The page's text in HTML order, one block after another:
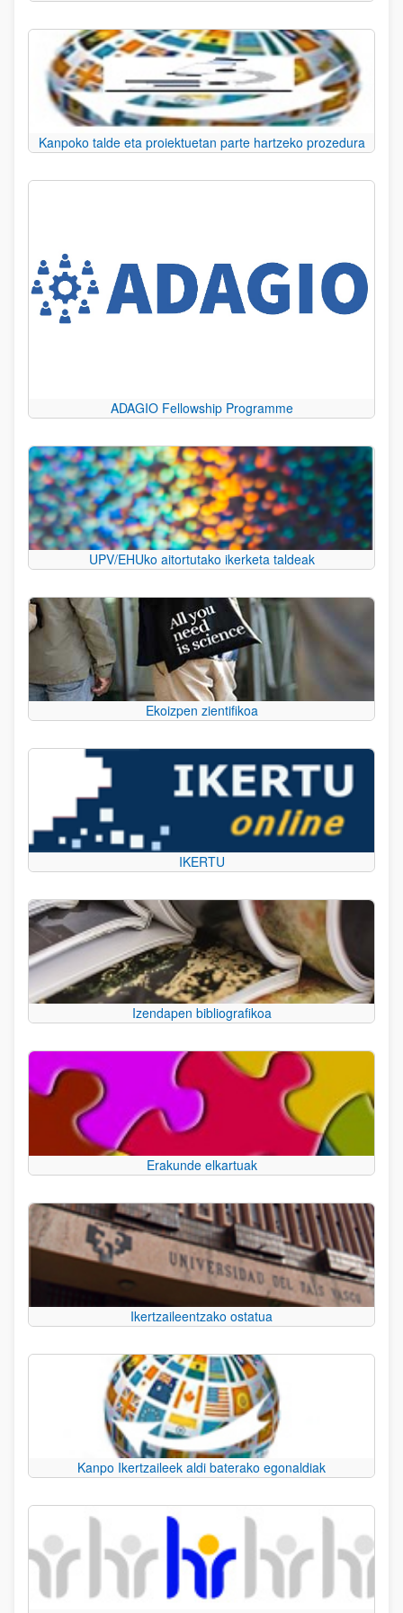
Kanpoko talde eta proiektuetan parte hartzeko prozedura
ADAGIO Fellowship Programme
UPV/EHUko aitortutako ikerketa taldeak
Ekoizpen zientifikoa
IKERTU
Izendapen bibliografikoa
Erakunde elkartuak
Ikertzaileentzako ostatua
Kanpo Ikertzaileek aldi baterako egonaldiak